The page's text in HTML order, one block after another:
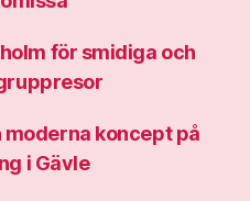
för smidiga och
moderna koncept på
i Gävle